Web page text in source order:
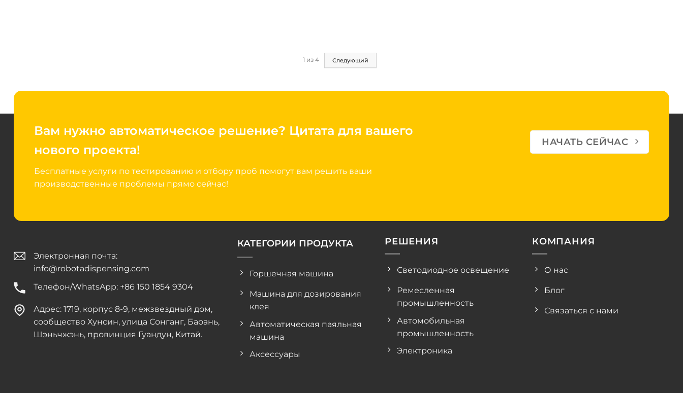
1 из 4 Следующий
Вам нужно автоматическое решение? Цитата для вашего
нового проекта!
Бесплатные услуги по тестированию и отбору проб помогут вам решить ваши
производственные проблемы прямо сейчас!
НАЧАТЬ СЕЙЧАС
Электронная почта:
info@robotadispensing.com
Телефон/WhatsApp: +86 150 1854 9304
Адрес: 1719, корпус 8-9, межзвездный дом,
сообщество Хунсин, улица Сонганг, Баоань,
Шэньчжэнь, провинция Гуандун, Китай.
КАТЕГОРИИ ПРОДУКТА
Горшечная машина
Машина для дозирования
клея
Автоматическая паяльная
машина
Аксессуары
РЕШЕНИЯ
Светодиодное освещение
Ремесленная
промышленность
Автомобильная
промышленность
Электроника
КОМПАНИЯ
О нас
Блог
Связаться с нами